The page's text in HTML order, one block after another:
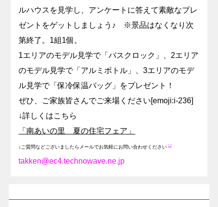
ルハウスを見学し、アンケートに答えて素敵なプレ
ゼントをゲットしましょう♪ ※景品はなくなり次
第終了。1組1個。
1エリアのモデル見学で「バスクロック」、2エリア
のモデル見学で「アルミボトル」、3エリアのモデ
ル見学で「保冷保温バッグ」をプレゼント！
ぜひ、ご家族皆さんでご来場ください[emoji:i-236]
↓詳しくはこちら
「南あいの里 夏の住宅フェア」
↓ご質問などございましたらメールでお気軽にお問い合わせください
takken@ec4.technowave.ne.jp